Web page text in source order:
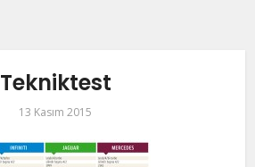
Tekniktest
13 Kasım 2015